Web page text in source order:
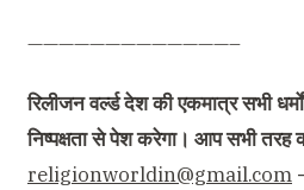
—————————————–
रिलीजन वर्ल्ड देश की एकमात्र सभी
निष्पक्षता से पेश करेगा। आप सभी
religionworldin@gmail.com